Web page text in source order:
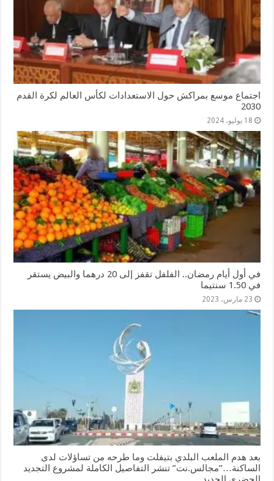
اجتماع موسع بمراكش حول الاستعدادات لكأس العالم لكرة القدم
2030
18 يوليو، 2024
في أول أيام رمضان.. الفلفل تقفز إلى 20 درهما والبيض يستقر
في 1.50 سنتيما
23 مارس، 2023
بعد هدم الملعب البلدي بتيفلت وما طرحه من تساؤلات لدى
الساكنة…”مجالس.نت” تنشر التفاصيل الكاملة لمشروع التجديد